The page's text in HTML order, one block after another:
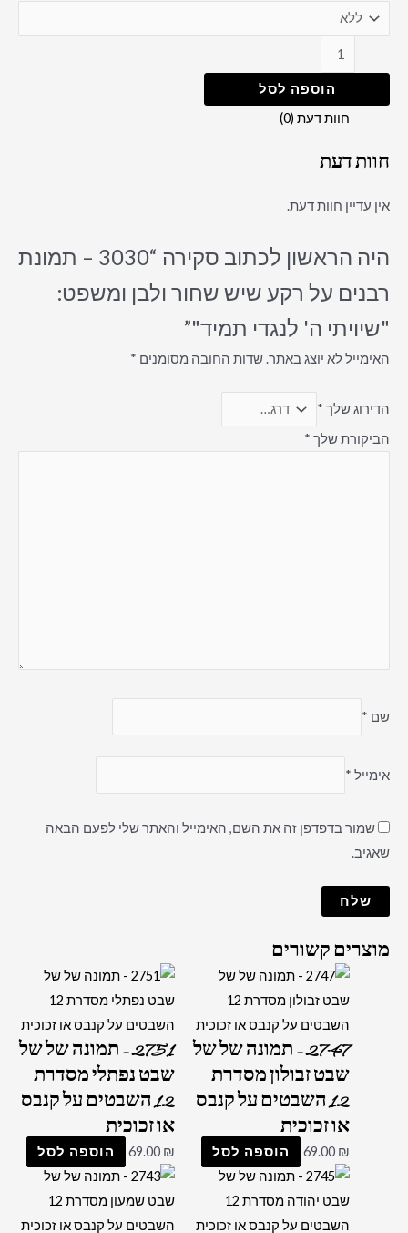
הוספה לסל
חוות דעת (0)
חוות דעת
אין עדיין חוות דעת.
היה הראשון לכתוב סקירה “3030 – תמונת
רבנים על רקע שיש שחור ולבן ומשפט:
"שיויתי ה' לנגדי תמיד"”
האימייל לא יוצג באתר.שדות החובה מסומנים *
הדירוג שלך *
הביקורת שלך *
שם *
אימייל *
שמור בדפדפן זה את השם, האימייל והאתר שלי לפעם הבאה
שאגיב.
מוצרים קשורים
2747 – תמונה של של
שבט זבולון מסדרת
12 השבטים על קנבס
או זכוכית
69.00 ₪ הוספה לסל
2751 – תמונה של של
שבט נפתלי מסדרת
12 השבטים על קנבס
או זכוכית
69.00 ₪ הוספה לסל